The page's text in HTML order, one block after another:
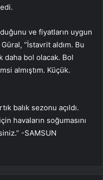
ve fiyatların uygun
“İstavrit aldım. Bu
daha bol olacak. Bol
almıştım. Küçük.
balık sezonu açıldı.
havaların soğumasını
-SAMSUN